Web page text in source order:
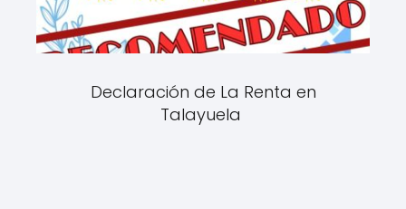
Declaración de La Renta en
Talayuela